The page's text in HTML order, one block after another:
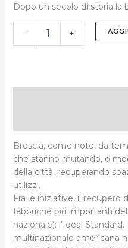
Dopo un secolo di storia la
- +
Brescia, come noto, da
che stanno mutando, o
della città, recuperando
utilizzi.
Fra le iniziative, il recupero
fabbriche più importanti
nazionale): l’Ideal
multinazionale americana